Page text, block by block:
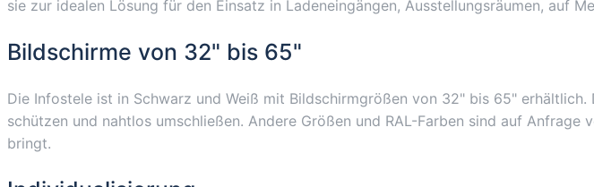
sie zur idealen Lösung für den Einsatz in Ladeneingängen, Ausstellungsräumen, auf
Bildschirme von 32" bis 65"
Die Infostele ist in Schwarz und Weiß mit Bildschirmgrößen von 32" bis 65"
schützen und nahtlos umschließen. Andere Größen und RAL-Farben sind auf
bringt.